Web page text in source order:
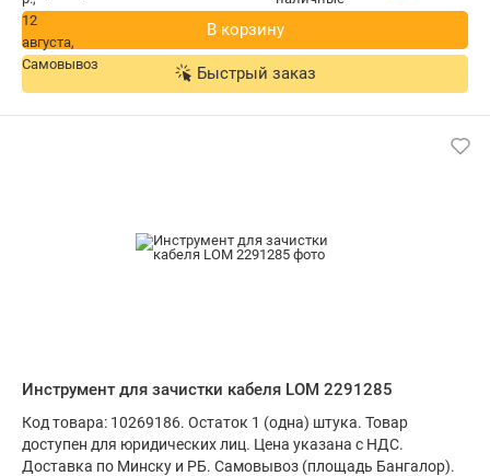
В корзину
Быстрый заказ
Инструмент для зачистки кабеля LOM 2291285
Код товара: 10269186. Остаток 1 (одна) штука. Товар
доступен для юридических лиц. Цена указана с НДС.
Доставка по Минску и РБ. Самовывоз (площадь Бангалор).